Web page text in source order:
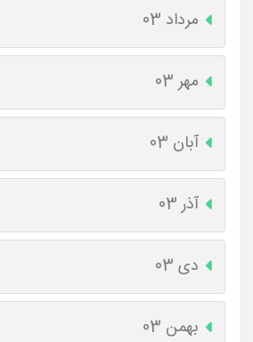
مرداد 03
مهر 03
آبان 03
آذر 03
دی 03
بهمن 03